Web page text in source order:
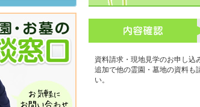
資料請求・現地見学のお申し込
追加で他の霊園・墓地の資料も
い。